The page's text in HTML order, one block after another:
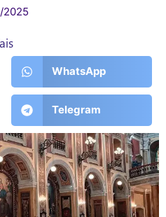
2025
WhatsApp
Telegram